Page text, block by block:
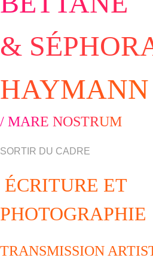
& SÉPHOR
HAYMANN
/ MARE NOSTRUM
SORTIR DU CADRE
ÉCRITURE ET
PHOTOGRAPHIE
TRANSMISSION